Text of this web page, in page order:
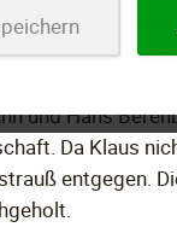
war, dass 6
Vorsitzende des
konnten ihr
und Hans
Da Klaus
entgegen.